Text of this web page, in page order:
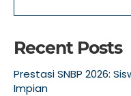
Recent Posts
Prestasi SNBP 2026:
Impian